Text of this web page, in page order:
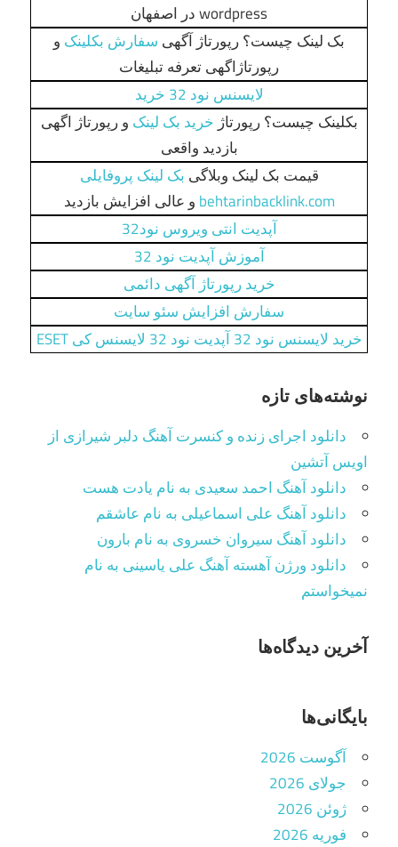
wordpress در اصفهان
بک لینک چیست؟ رپورتاژ آگهی سفارش بکلینک و
رپورتاژاگهی تعرفه تبلیغات
لایسنس نود 32 خرید
بکلینک چیست؟ رپورتاژ خرید بک لینک و رپورتاژ اگهی
بازدید واقعی
قیمت بک لینک وبلاگی بک لینک پروفایلی
behtarinbacklink.com و عالی افزايش بازديد
آپدیت انتی ویروس نود32
آموزش آپدیت نود 32
خرید رپورتاژ آگهی دائمی
سفارش افزایش سئو سایت
خرید لایسنس نود 32 آپدیت نود 32 لایسنس کی ESET
نوشته‌های تازه
دانلود اجرای زنده و کنسرت آهنگ دلبر شیرازی از
اویس آتشین
دانلود آهنگ احمد سعیدی به نام یادت هست
دانلود آهنگ علی اسماعیلی به نام عاشقم
دانلود آهنگ سیروان خسروی به نام بارون
دانلود ورژن آهسته آهنگ علی یاسینی به نام
نمیخواستم
آخرین دیدگاه‌ها
بایگانی‌ها
آگوست 2026
جولای 2026
ژوئن 2026
فوریه 2026